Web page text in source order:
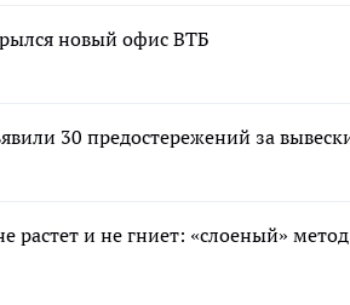
новый офис ВТБ
30 предостережений за
растет и не гниет: «слоеный»